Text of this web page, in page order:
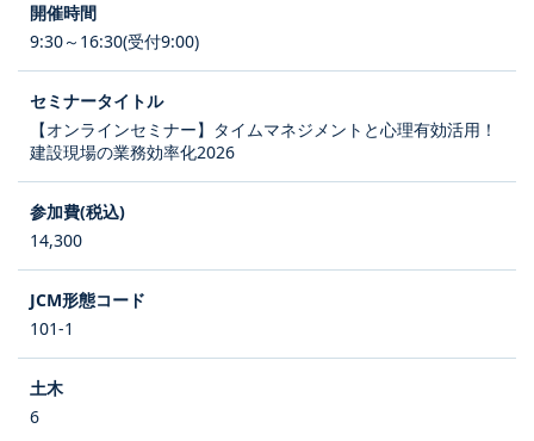
9:30～16:30(受付9:00)
【オンラインセミナー】タイムマネジメントと心理有効活用！
建設現場の業務効率化2026
14,300
101-1
6